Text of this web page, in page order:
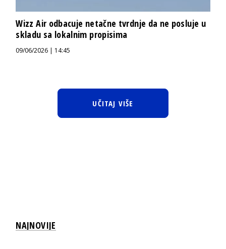
Wizz Air odbacuje netačne tvrdnje da ne posluje u
skladu sa lokalnim propisima
09/06/2026 | 14:45
UČITAJ VIŠE
NAJNOVIJE